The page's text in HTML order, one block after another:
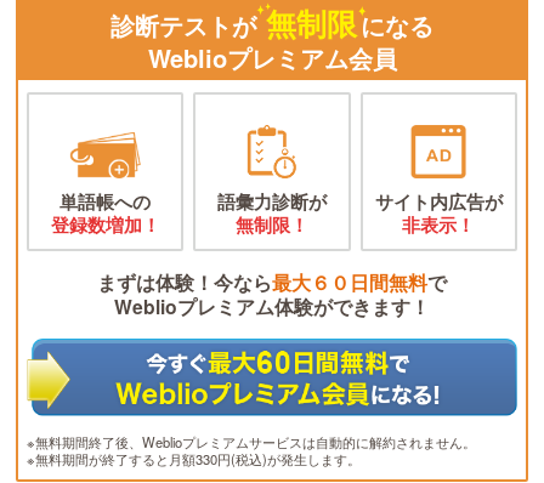
診断テストが 無制限になる
Weblioプレミアム会員
単語帳への
登録数増加！
語彙力診断が
無制限！
サイト内広告が
非表示！
まずは体験！今なら最大６０日間無料で
Weblioプレミアム体験ができます！
※無料期間終了後、Weblioプレミアムサービスは自動的に解約されません。
※無料期間が終了すると月額330円(税込)が発生します。